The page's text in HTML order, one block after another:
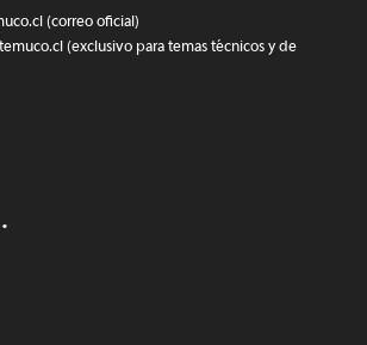
(correo oficial)
(exclusivo para temas técnicos y de